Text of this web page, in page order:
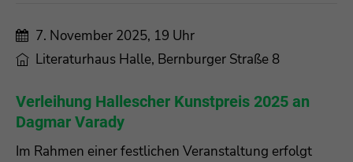
7. November 2025, 19 Uhr
Literaturhaus Halle, Bernburger Straße 8
Verleihung Hallescher Kunstpreis 2025 an
Dagmar Varady
Im Rahmen einer festlichen Veranstaltung erfolgt